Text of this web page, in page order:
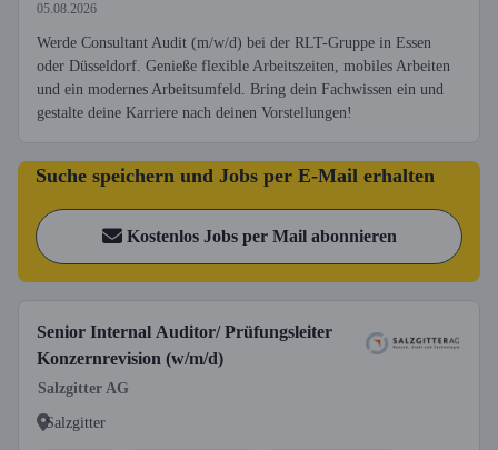
05.08.2026
Werde Consultant Audit (m/w/d) bei der RLT-Gruppe in Essen
oder Düsseldorf. Genieße flexible Arbeitszeiten, mobiles Arbeiten
und ein modernes Arbeitsumfeld. Bring dein Fachwissen ein und
gestalte deine Karriere nach deinen Vorstellungen!
Suche speichern und Jobs per E-Mail erhalten
Kostenlos Jobs per Mail abonnieren
Senior Internal Auditor/ Prüfungsleiter
Konzernrevision (w/m/d)
Salzgitter AG
Salzgitter